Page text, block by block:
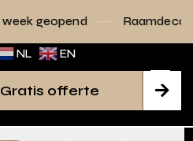
Raamdecoratie volledig op
NL EN

Gratis offerte